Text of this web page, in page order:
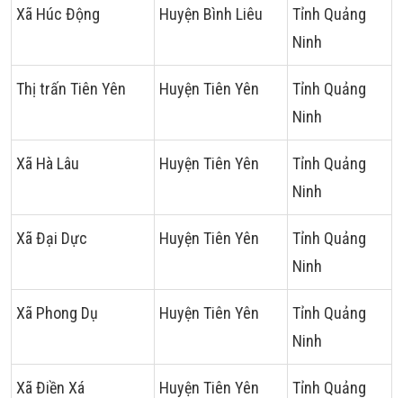
Xã Húc Động Huyện Bình Liêu
Tỉnh Quảng
Ninh
Thị trấn Tiên Yên Huyện Tiên Yên
Tỉnh Quảng
Ninh
Xã Hà Lâu Huyện Tiên Yên
Tỉnh Quảng
Ninh
Xã Đại Dực Huyện Tiên Yên
Tỉnh Quảng
Ninh
Xã Phong Dụ Huyện Tiên Yên
Tỉnh Quảng
Ninh
Xã Điền Xá Huyện Tiên Yên
Tỉnh Quảng